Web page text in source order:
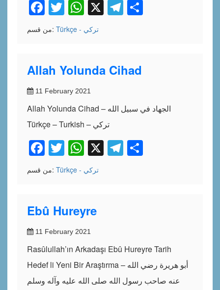
Facebook
Twitter
WhatsApp
X Telegram
من قسم: Türkçe - تركي
Allah Yolunda Cihad
11 February 2021
Allah Yolunda Cihad – الجهاد في سبيل الله
Türkçe – Turkish – تركي
Facebook
Twitter
WhatsApp
X Telegram
من قسم: Türkçe - تركي
Ebû Hureyre
11 February 2021
Rasûlullah’ın Arkadaşı Ebû Hureyre Tarih
Hedef li Yeni Bir Araştırma – أبو هريرة رضي الله
عنه صاحب رسول الله صلى الله عليه وآله وسلم